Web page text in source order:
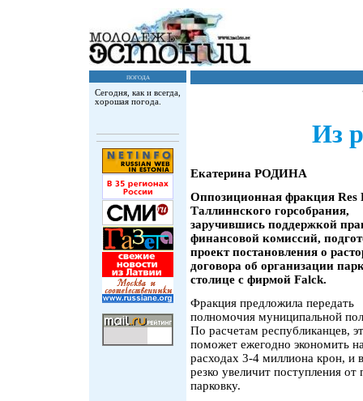
погода
Сегодня, как и всегда,
хорошая погода.
Из
Екатерина РОДИНА
Оппозиционная фракция Res
Таллиннского горсобрания,
заручившись поддержкой
финансовой комиссий,
проект постановления о
договора об организации
столице с фирмой Falck.
Фракция предложила передать
полномочия муниципальной
По расчетам республиканцев,
поможет ежегодно экономить
расходах 3-4 миллиона крон, и
резко увеличит поступления от
парковку.